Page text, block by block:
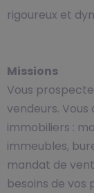
rigoureux et
Missions
Vous
vendeurs. Vous
immobiliers :
immeubles,
mandat de
besoins de